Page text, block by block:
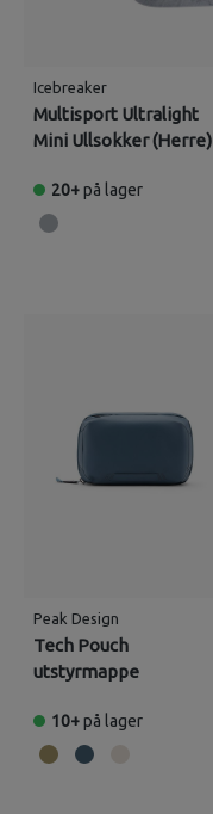
Icebreaker
Multisport Ultralight
Mini Ullsokker (Herre)
20+på lager
Peak Design
Tech Pouch
utstyrmappe
10+på lager